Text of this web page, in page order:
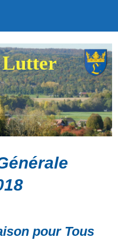
Lutter
pour Tous